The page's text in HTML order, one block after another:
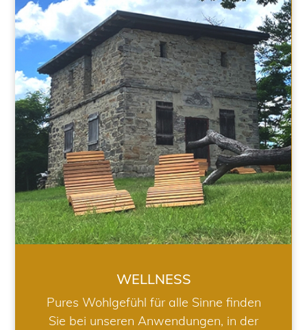
WELLNESS
WELLNESS
Pures Wohlgefühl für alle Sinne finden
Sie bei unseren Anwendungen, in der